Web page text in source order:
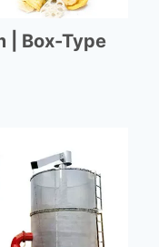
| Box-Type